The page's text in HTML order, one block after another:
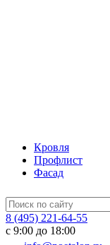
Кровля
Профлист
Фасад
8 (495) 221-64-55
с 9:00 до 18:00